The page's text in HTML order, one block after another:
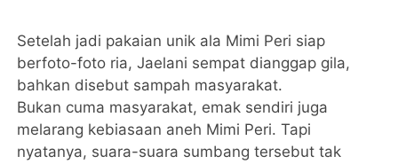
Setelah jadi pakaian unik ala Mimi Peri siap
berfoto-foto ria, Jaelani sempat dianggap gila,
bahkan disebut sampah masyarakat.
Bukan cuma masyarakat, emak sendiri juga
melarang kebiasaan aneh Mimi Peri. Tapi
nyatanya, suara-suara sumbang tersebut tak